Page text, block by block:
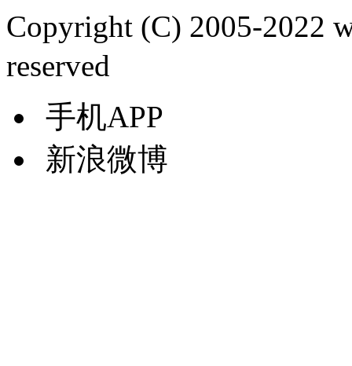
Copyright (C) 2005-2022
reserved
手机APP
新浪微博